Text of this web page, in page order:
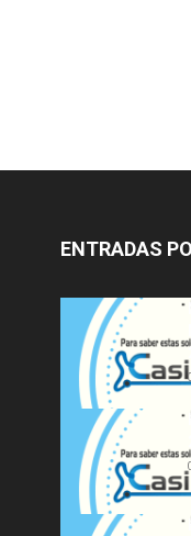
ENTRADAS